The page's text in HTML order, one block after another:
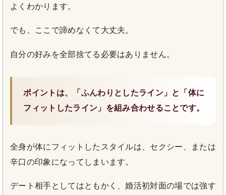
よくわかります。
でも、ここで諦めなくて大丈夫。
自分の好みを全部捨てる必要はありません。
ポイントは、「ふんわりとしたライン」と「体に
フィットしたライン」を組み合わせることです。
全身が体にフィットしたスタイルは、セクシー、または
辛口の印象になってしまいます。
デート相手としてはともかく、婚活初対面の場では強す